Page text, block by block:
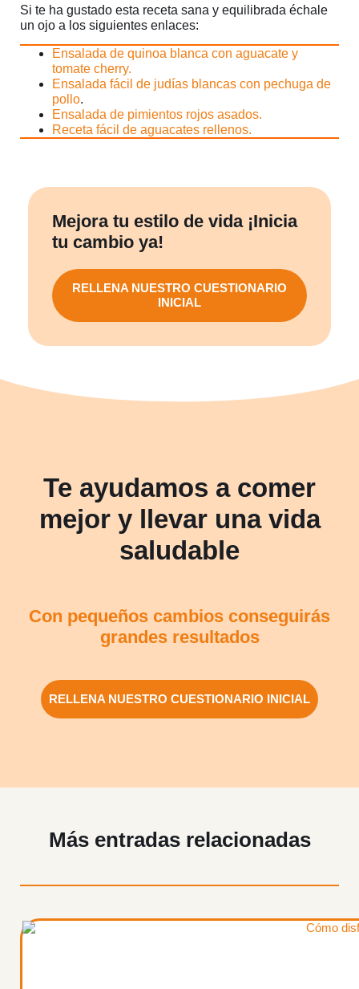
Si te ha gustado esta receta sana y equilibrada échale
un ojo a los siguientes enlaces:
Ensalada de quinoa blanca con aguacate y
tomate cherry.
Ensalada fácil de judías blancas con pechuga de
pollo.
Ensalada de pimientos rojos asados.
Receta fácil de aguacates rellenos.
Mejora tu estilo de vida ¡Inicia
tu cambio ya!
RELLENA NUESTRO CUESTIONARIO
INICIAL
Te ayudamos a comer
mejor y llevar una vida
saludable
Con pequeños cambios conseguirás
grandes resultados
RELLENA NUESTRO CUESTIONARIO INICIAL
Más entradas relacionadas